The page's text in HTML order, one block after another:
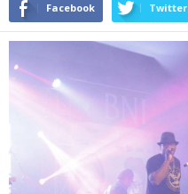
Facebook Twitter